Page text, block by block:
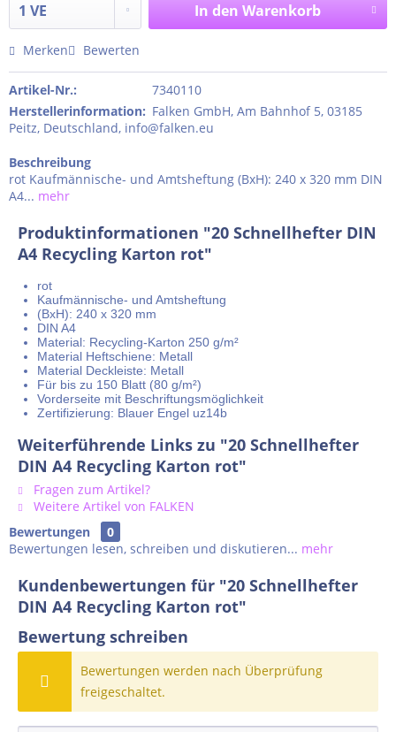
In den Warenkorb
Merken Bewerten
Artikel-Nr.:
7340110
Herstellerinformation: Falken GmbH, Am Bahnhof 5, 03185
Peitz, Deutschland, info@falken.eu
Beschreibung
rot Kaufmännische- und Amtsheftung (BxH): 240 x 320 mm DIN
A4... mehr
Produktinformationen "20 Schnellhefter DIN
A4 Recycling Karton rot"
rot
Kaufmännische- und Amtsheftung
(BxH): 240 x 320 mm
DIN A4
Material: Recycling-Karton 250 g/m²
Material Heftschiene: Metall
Material Deckleiste: Metall
Für bis zu 150 Blatt (80 g/m²)
Vorderseite mit Beschriftungsmöglichkeit
Zertifizierung: Blauer Engel uz14b
Weiterführende Links zu "20 Schnellhefter
DIN A4 Recycling Karton rot"
Fragen zum Artikel?
Weitere Artikel von FALKEN
Bewertungen
0
Bewertungen lesen, schreiben und diskutieren... mehr
Kundenbewertungen für "20 Schnellhefter
DIN A4 Recycling Karton rot"
Bewertung schreiben
Bewertungen werden nach Überprüfung
freigeschaltet.